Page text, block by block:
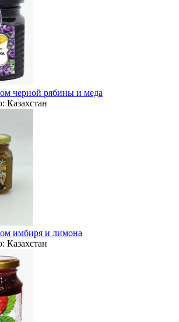
черной рябины и меда
Казахстан
имбиря и лимона
Казахстан